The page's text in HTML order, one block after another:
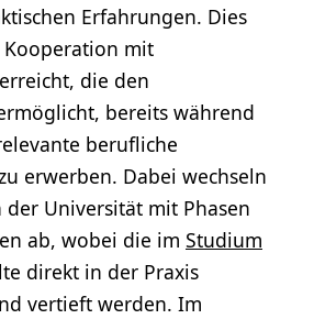
Erfahrungen. Dies
mit
die den
bereits während
berufliche
erwerben. Dabei wechseln
der Universität mit Phasen
ab, wobei die im Studium
direkt in der Praxis
vertieft werden. Im